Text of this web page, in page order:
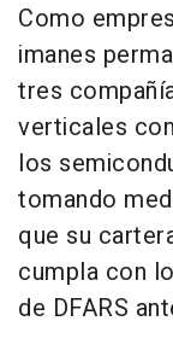
Como
imanes
tres
verticales
los
tomando
que su
cumpla con
de DFARS